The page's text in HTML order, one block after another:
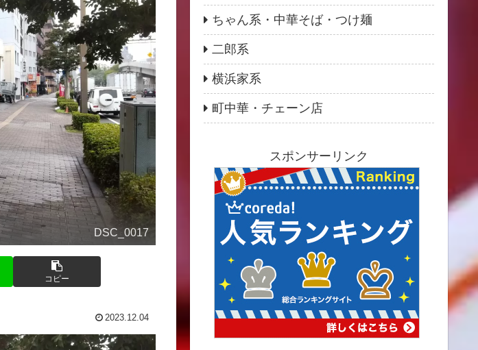
DSC_0017
コピー
2023.12.04
ちゃん系・中華そば・つけ麺
二郎系
横浜家系
町中華・チェーン店
スポンサーリンク